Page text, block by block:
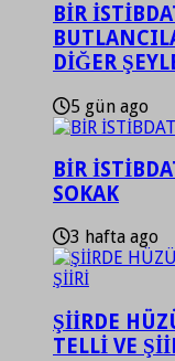
BİR
DİĞER
5 gün ago
BİR
SOKAK
3 hafta ago
ŞİİRDE
TELLİ VE